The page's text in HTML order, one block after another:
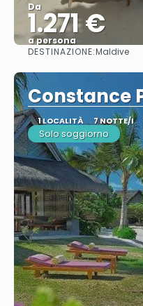
Da
1.271 €
a persona
DESTINAZIONE:Maldive
Constance
1 LOCALITÀ 7 NOTTE/I
Solo soggiorno